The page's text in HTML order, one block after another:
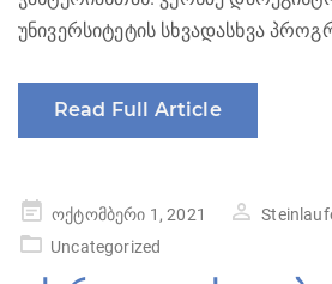
უნივერსიტეტის სხვადასხვა
Read Full Article
Posted
on
ოქტომბერი 1, 2021
Uncategorized